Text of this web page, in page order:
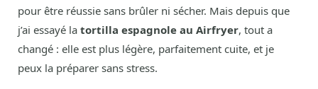
pour être réussie sans brûler ni sécher. Mais depuis que
j’ai essayé la tortilla espagnole au Airfryer, tout a
changé : elle est plus légère, parfaitement cuite, et je
peux la préparer sans stress.